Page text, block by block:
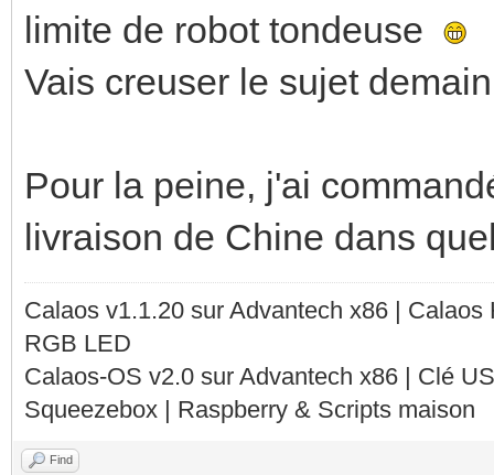
limite de robot tondeuse
Vais creuser le sujet
Pour la peine, j'ai
livraison de Chine dans
Calaos v1.1.20 sur Advantech x86 |
RGB LED
Calaos-OS v2.0 sur Advantech x86 | Clé
Squeezebox | Raspberry & Scripts maison
Find